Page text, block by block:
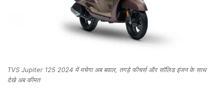
TVS Jupiter 125 2024 में मचेगा अब बवाल, तगड़े फीचर्स और सॉलिड इंजन के साथ
देखे अब कीमत